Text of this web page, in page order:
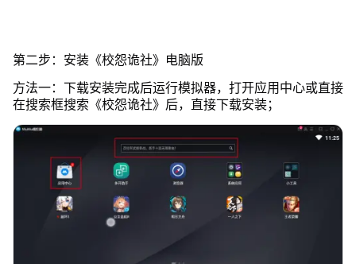
第二步：安装《校怨诡社》电脑版
方法一：下载安装完成后运行模拟器，打开应用中心或直接
在搜索框搜索《校怨诡社》后，直接下载安装；